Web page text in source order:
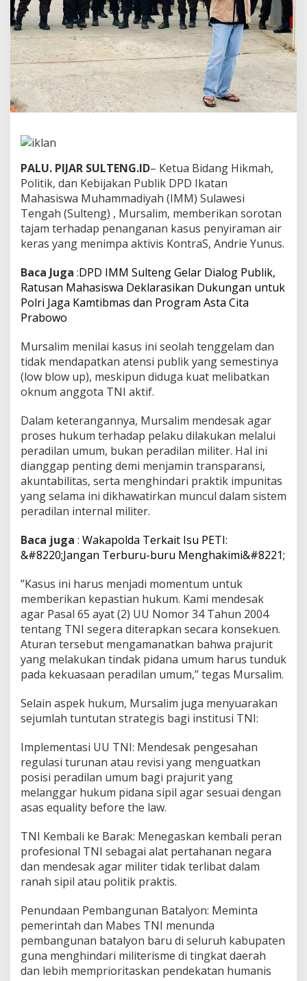
s
u
s
A
n
d
r
i
e
s
D
i
a
d
i
l
d
i
P
e
d
i
l
a
n
m
u
m
PALU. PIJAR SULTENG.ID– Ketua Bidang Hikmah,
Politik, dan Kebijakan Publik DPD Ikatan
Mahasiswa Muhammadiyah (IMM) Sulawesi
Tengah (Sulteng) , Mursalim, memberikan sorotan
tajam terhadap penanganan kasus penyiraman air
keras yang menimpa aktivis KontraS, Andrie Yunus.
Baca Juga :DPD IMM Sulteng Gelar Dialog Publik,
Ratusan Mahasiswa Deklarasikan Dukungan untuk
Polri Jaga Kamtibmas dan Program Asta Cita
Prabowo
Mursalim menilai kasus ini seolah tenggelam dan
tidak mendapatkan atensi publik yang semestinya
(low blow up), meskipun diduga kuat melibatkan
oknum anggota TNI aktif.
‎Dalam keterangannya, Mursalim mendesak agar
proses hukum terhadap pelaku dilakukan melalui
peradilan umum, bukan peradilan militer. Hal ini
dianggap penting demi menjamin transparansi,
akuntabilitas, serta menghindari praktik impunitas
yang selama ini dikhawatirkan muncul dalam sistem
peradilan internal militer.
Baca juga : Wakapolda Terkait Isu PETI:
&#8220;Jangan Terburu-buru Menghakimi&#8221;
‎”Kasus ini harus menjadi momentum untuk
memberikan kepastian hukum. Kami mendesak
agar Pasal 65 ayat (2) UU Nomor 34 Tahun 2004
tentang TNI segera diterapkan secara konsekuen.
Aturan tersebut mengamanatkan bahwa prajurit
yang melakukan tindak pidana umum harus tunduk
pada kekuasaan peradilan umum,” tegas Mursalim.
‎Selain aspek hukum, Mursalim juga menyuarakan
sejumlah tuntutan strategis bagi institusi TNI:
‎Implementasi UU TNI: Mendesak pengesahan
regulasi turunan atau revisi yang menguatkan
posisi peradilan umum bagi prajurit yang
melanggar hukum pidana sipil agar sesuai dengan
asas equality before the law.
‎TNI Kembali ke Barak: Menegaskan kembali peran
profesional TNI sebagai alat pertahanan negara
dan mendesak agar militer tidak terlibat dalam
ranah sipil atau politik praktis.
‎Penundaan Pembangunan Batalyon: Meminta
pemerintah dan Mabes TNI menunda
pembangunan batalyon baru di seluruh kabupaten
guna menghindari militerisme di tingkat daerah
dan lebih memprioritaskan pendekatan humanis